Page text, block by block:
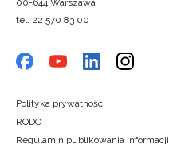
00-644 Warszawa
tel. 22 570 83 00
Polityka prywatności
RODO
Regulamin publikowania informacji